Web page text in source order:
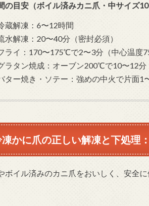
の目安（ボイル済みカニ爪・中サイズ10
蔵解凍：6〜12時間
水解凍：20〜40分（密封必須）
ライ：170〜175℃で2〜3分（中心温度
ラタン焼成：オーブン200℃で10〜12分
ター焼き・ソテー：強めの中火で片面1
かに爪の正しい解凍と下処理
ボイル済みのカニ爪をおいしく、安全